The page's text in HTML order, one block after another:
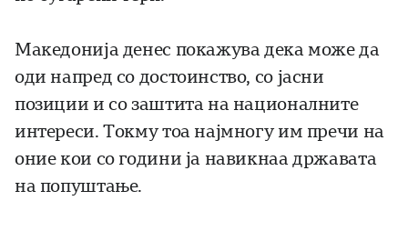
Македонија денес покажува дека може да
оди напред со достоинство, со јасни
позиции и со заштита на националните
интереси. Токму тоа најмногу им пречи на
оние кои со години ја навикнаа државата
на попуштање.